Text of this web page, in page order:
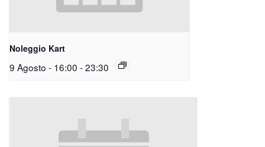
Noleggio Kart
9 Agosto - 16:00 -23:30